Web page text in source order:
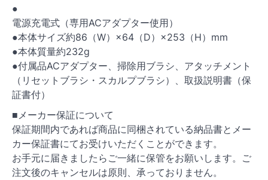
●
電源充電式（専用ACアダプター使用）
●本体サイズ約86（W）×64（D）×253（H）mm
●本体質量約232g
●付属品ACアダプター、掃除用ブラシ、アタッチメント
（リセットブラシ・スカルプブラシ）、取扱説明書（保
証書付）
■メーカー保証について
保証期間内であれば商品に同梱されている納品書とメー
カー保証書にてお受けいただくことができます。
お手元に届きましたらご一緒に保管をお願いします。ご
注文後のキャンセルは原則、承っておりません。